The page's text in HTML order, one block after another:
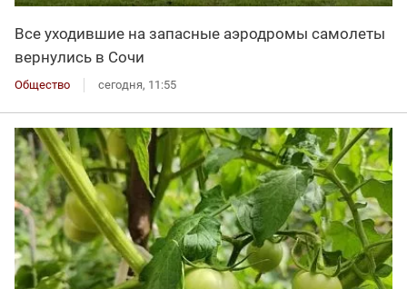
Все уходившие на запасные аэродромы самолеты
вернулись в Сочи
Общество сегодня, 11:55